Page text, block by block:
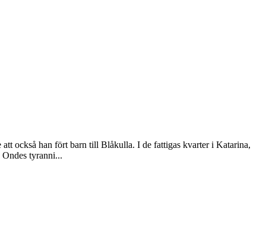
också han fört barn till Blåkulla. I de fattigas kvarter i Katarina,
tyranni...